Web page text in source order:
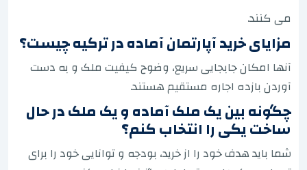
می کنند.
مزایای خرید آپارتمان آماده در ترکیه چیست؟
آنها امکان جابجایی سریع، وضوح کیفیت ملک و به دست
آوردن بازده اجاره مستقیم هستند.
چگونه بین یک ملک آماده و یک ملک در حال
ساخت یکی را انتخاب کنم؟
شما باید هدف خود را از خرید، بودجه و توانایی خود را برای